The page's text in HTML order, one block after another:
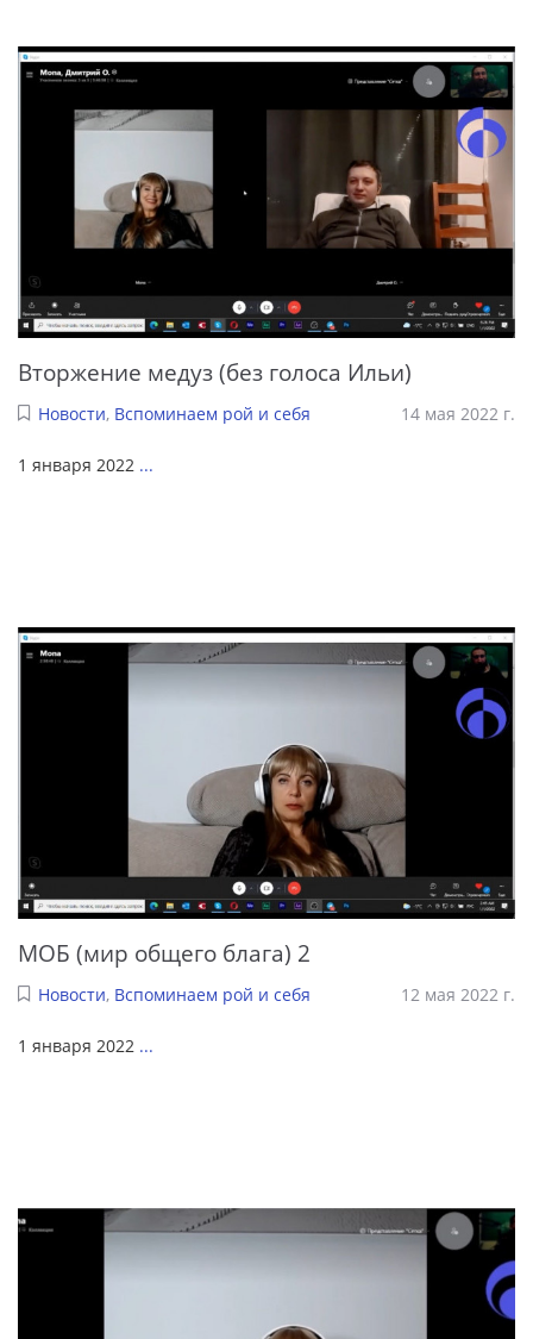
Вторжение медуз (без голоса Ильи)
Новости, Вспоминаем рой и себя 14 мая 2022 г.
1 января 2022 ...
МОБ (мир общего блага) 2
Новости, Вспоминаем рой и себя 12 мая 2022 г.
1 января 2022 ...